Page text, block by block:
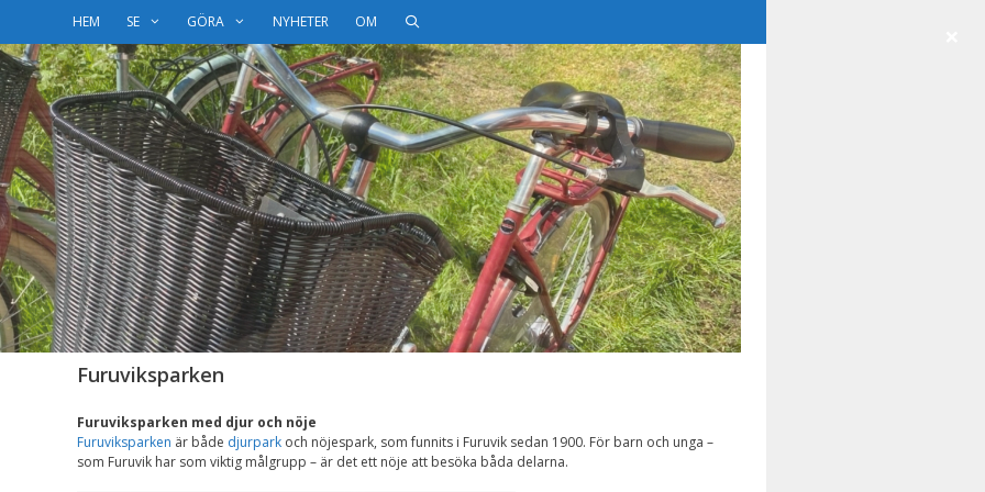
HEM SE GÖRA NYHETER OM
Furuviksparken
Furuviksparken med djur och nöje
Furuviksparken är både djurpark och nöjespark, som funnits i Furuvik sedan 1900. För barn och unga –
som Furuvik har som viktig målgrupp – är det ett nöje att besöka båda delarna.